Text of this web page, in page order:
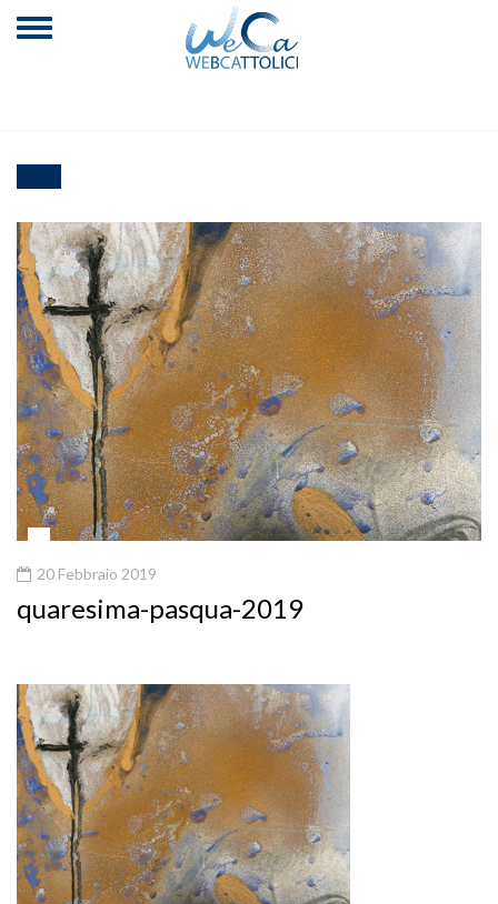
20 Febbraio 2019
quaresima-pasqua-2019